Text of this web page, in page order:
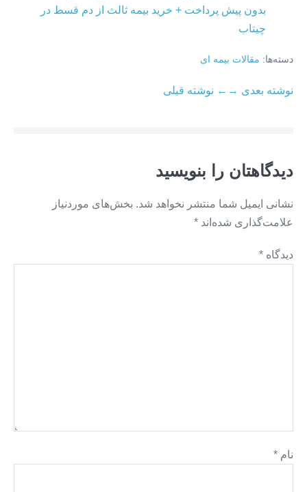
بدون پیش پرداخت + خرید بیمه ثالث از دم قسط در
چیتاب
دسته‌ها: مقالات بیمه ای
ناوبری
← نوشته قبلینوشته بعدی →
دیدگاهتان را بنویسید
نشانی ایمیل شما منتشر نخواهد شد. بخش‌های موردنیاز
علامت‌گذاری شده‌اند *
دیدگاه *
نام *